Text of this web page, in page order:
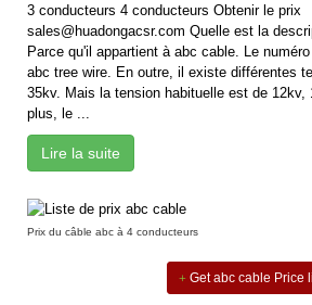
3 conducteurs 4 conducteurs Obtenir le prix
sales@huadongacsr.com Quelle est la
Parce qu'il appartient à abc cable. Le
abc tree wire. En outre, il existe différentes
35kv. Mais la tension habituelle est de 12kv,
plus, le ...
Lire la suite
Prix du câble abc à 4 conducteurs
Get abc cable Price